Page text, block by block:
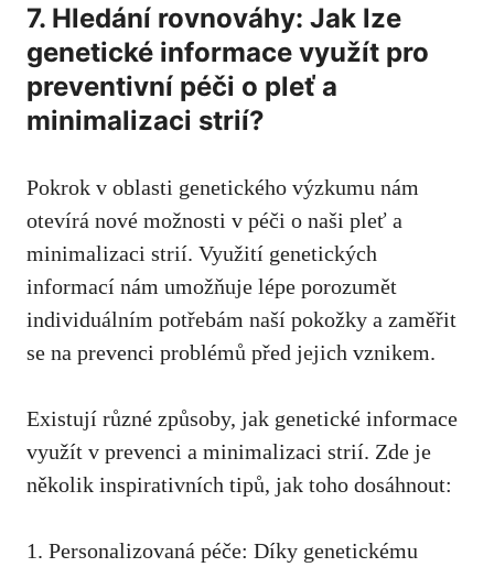
7. Hledání ‍rovnováhy: Jak‌ lze⁢
genetické informace ​využít pro
preventivní péči o pleť a
minimalizaci strií?
Pokrok v oblasti genetického výzkumu nám
otevírá nové možnosti⁣ v péči o naši⁣ pleť a
minimalizaci strií. Využití genetických
informací nám umožňuje lépe porozumět
individuálním potřebám naší‌ pokožky a ​zaměřit⁢
se na prevenci problémů před jejich vznikem.
Existují různé způsoby,‍ jak genetické informace
využít v prevenci ‌a minimalizaci strií. Zde‍ je
několik ​inspirativních tipů,​ jak ‍toho dosáhnout:
1. Personalizovaná péče: Díky genetickému